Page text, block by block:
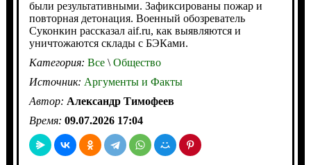
были результативными. Зафиксированы пожар и
повторная детонация. Военный обозреватель
Суконкин рассказал aif.ru, как выявляются и
уничтожаются склады с БЭКами.
Категория: Все\Общество
Источник: Аргументы и Факты
Автор: Александр Тимофеев
Время: 09.07.2026 17:04